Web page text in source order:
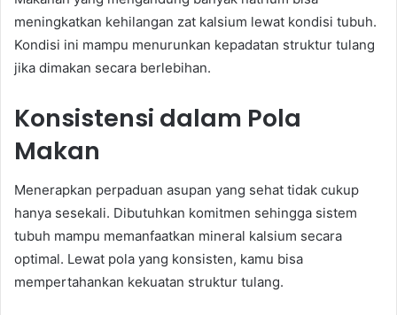
meningkatkan kehilangan zat kalsium lewat kondisi tubuh.
Kondisi ini mampu menurunkan kepadatan struktur tulang
jika dimakan secara berlebihan.
Konsistensi dalam Pola
Makan
Menerapkan perpaduan asupan yang sehat tidak cukup
hanya sesekali. Dibutuhkan komitmen sehingga sistem
tubuh mampu memanfaatkan mineral kalsium secara
optimal. Lewat pola yang konsisten, kamu bisa
mempertahankan kekuatan struktur tulang.